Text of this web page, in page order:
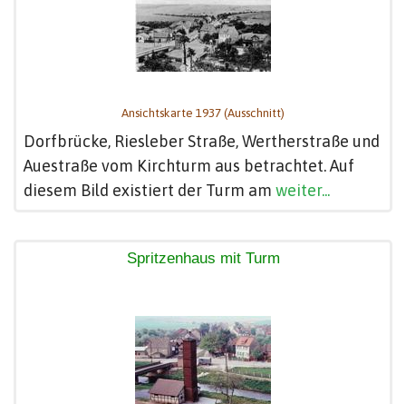
Ansichtskarte 1937 (Ausschnitt)
Dorfbrücke, Riesleber Straße, Wertherstraße und
Auestraße vom Kirchturm aus betrachtet. Auf
diesem Bild existiert der Turm am weiter...
Spritzenhaus mit Turm